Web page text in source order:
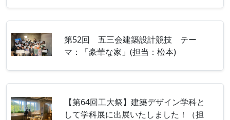
第52回 五三会建築設計競技 テー
マ：「豪華な家」(担当：松本)
【第64回工大祭】建築デザイン学科と
して学科展に出展いたしました！（担